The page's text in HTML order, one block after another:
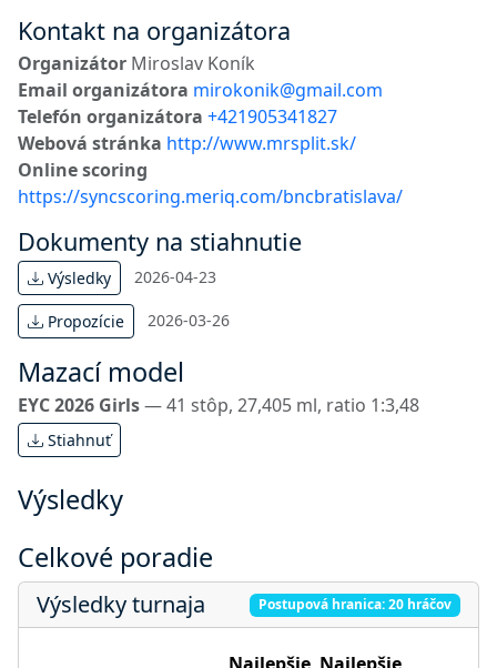
Kontakt na organizátora
Organizátor Miroslav Koník
Email organizátora mirokonik@gmail.com
Telefón organizátora +421905341827
Webová stránka http://www.mrsplit.sk/
Online scoring
https://syncscoring.meriq.com/bncbratislava/
Dokumenty na stiahnutie
Výsledky 2026-04-23
Propozície 2026-03-26
Mazací model
EYC 2026 Girls— 41 stôp, 27,405 ml, ratio 1:3,48
Stiahnuť
Výsledky
Celkové poradie
Výsledky turnaja Postupová hranica: 20 hráčov